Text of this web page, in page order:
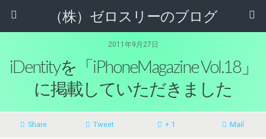
（株）ゼロスリーのブログ
2011年9月27日
iDentityを「iPhoneMagazine Vol.18」
に掲載していただきました
Share Tweet + 1 Mail